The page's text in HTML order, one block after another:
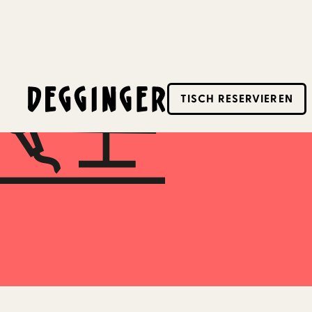
Dieses Event hat schon stattgefunden! Schaue
TISCH RESERVIEREN
18.9.2023